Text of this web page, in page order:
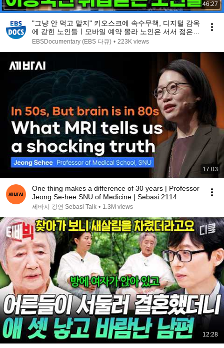
46:27
"그냥 안 먹고 말지" 키오스크에 속수무책, 디지털 감옥
에 갇힌 노인들ㅣ모바일 예약 몰라 노인은 서서 젊은이
는 앉아가는 기차ㅣ디지털 시대 노인으로 사는 법ㅣ다
EBSDocumentary (EBS 다큐) • 223K views
17:03
One thing makes a difference of 30 years | Professor
Jeong Se-hee SNU of Medicine | Sebasi 2114
세바시 강연 Sebasi Talk • 1.3M views
12:28